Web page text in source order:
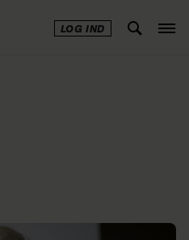
LOG IND